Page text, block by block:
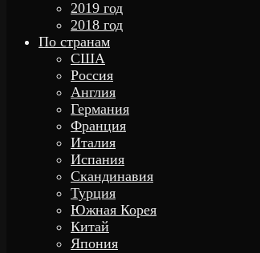
2019 год
2018 год
По странам
США
Россия
Англия
Германия
Франция
Италия
Испания
Скандинавия
Турция
Южная Корея
Китай
Япония